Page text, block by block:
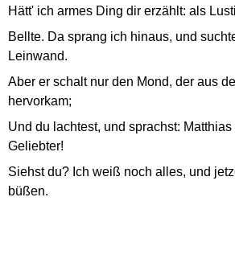
Hätt' ich armes Ding dir erzählt: als
Bellte. Da sprang ich hinaus, und
Leinwand.
Aber er schalt nur den Mond, der aus
hervorkam;
Und du lachtest, und sprachst:
Geliebter!
Siehst du? Ich weiß noch alles, und
büßen.